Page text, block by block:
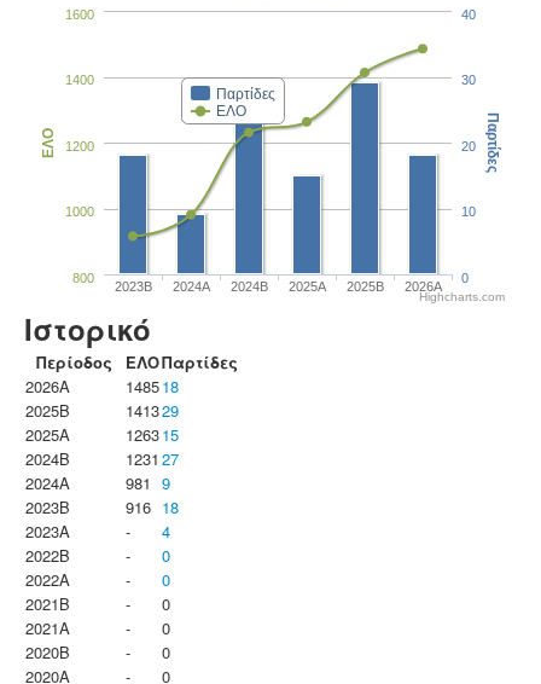
Παρτίδες
ΕΛΟ
2023B 2024A 2024B 2025A 2025B 2026A
800
1000
1200
1400
1600
ΕΛΟ
0
10
20
30
40
Παρτίδες
Highcharts.com
Ιστορικό
Περίοδος ΕΛΟΠαρτίδες
2026A
148518
2025B
141329
2025A
126315
2024B
1231 27
2024A
981 9
2023B
916 18
2023Α
-
4
2022B
-
0
2022A
-
0
2021B
-
0
2021A
-
0
2020B
-
0
2020A
- 0